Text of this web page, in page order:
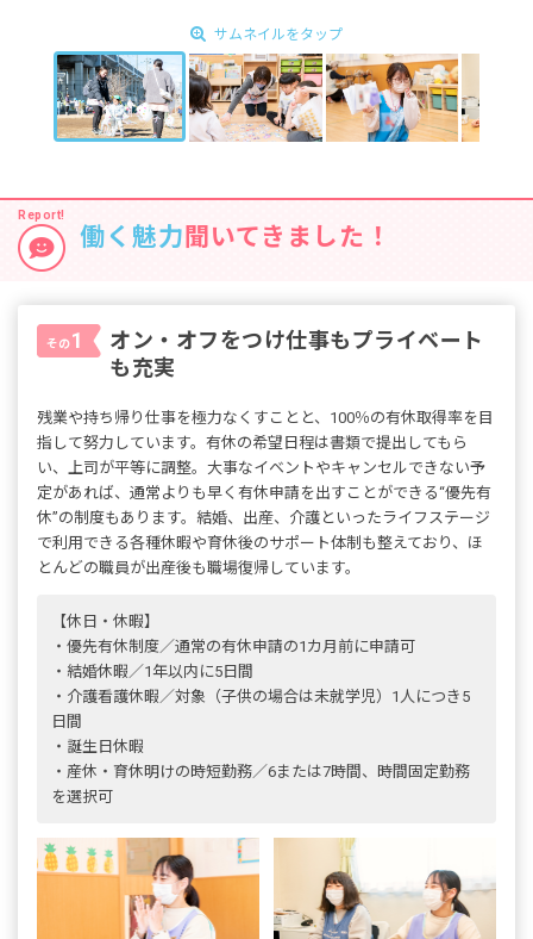
サムネイルをタップ
働く魅力 聞いてきました！
その1
オン・オフをつけ仕事もプライベート
も充実
残業や持ち帰り仕事を極力なくすことと、100％の有休取得率を目
指して努力しています。有休の希望日程は書類で提出してもら
い、上司が平等に調整。大事なイベントやキャンセルできない予
定があれば、通常よりも早く有休申請を出すことができる“優先有
休”の制度もあります。結婚、出産、介護といったライフステージ
で利用できる各種休暇や育休後のサポート体制も整えており、ほ
とんどの職員が出産後も職場復帰しています。
【休日・休暇】
・優先有休制度／通常の有休申請の1カ月前に申請可
・結婚休暇／1年以内に5日間
・介護看護休暇／対象（子供の場合は未就学児）1人につき5
日間
・誕生日休暇
・産休・育休明けの時短勤務／6または7時間、時間固定勤務
を選択可